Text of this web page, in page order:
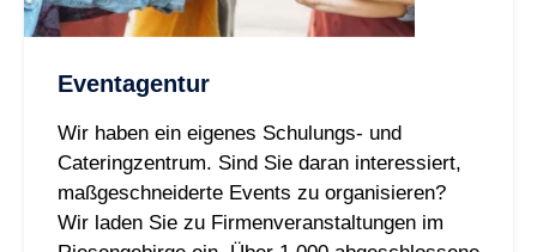
Eventagentur
Wir haben ein eigenes Schulungs- und
Cateringzentrum. Sind Sie daran interessiert,
maßgeschneiderte Events zu organisieren?
Wir laden Sie zu Firmenveranstaltungen im